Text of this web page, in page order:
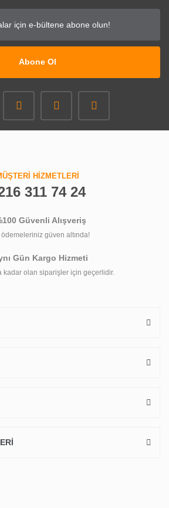
Abone Ol
HİZMETLERİ
311 74 24
Güvenli Alışveriş
güven altında!
Gün Kargo Hizmeti
kadar olan siparişler için geçerlidir.